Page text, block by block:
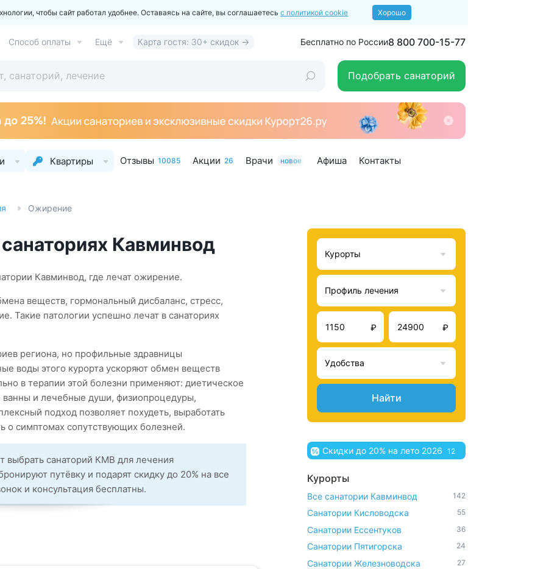
чтобы сайт работал удобнее. Оставаясь на сайте, вы соглашаетесь с политикой cookie Хорошо
Способ оплаты Ещё Карта гостя: 30+ скидок → Бесплатно по России8 800 700-15-77
Подобрать санаторий
Квартиры Отзывы 10085 Акции 26 Врачи новое Афиша Контакты
Ожирение
Кавминвод
Кавминвод, где лечат ожирение.
веществ, гормональный дисбаланс, стресс,
Такие патологии успешно лечат в санаториях
региона, но профильные здравницы
воды этого курорта ускоряют обмен веществ
в терапии этой болезни применяют: диетическое
ванны и лечебные души, физиопроцедуры,
подход позволяет похудеть, выработать
о симптомах сопутствующих болезней.
санаторий КМВ для лечения
путёвку и подарят скидку до 20% на все
и консультация бесплатны.
Курорты
Профиль лечения
₽ ₽
Удобства
Найти
Скидки до 20% на лето 2026 12
Курорты
Все санатории Кавминвод 142
Санатории Кисловодска 55
Санатории Ессентуков 36
Санатории Пятигорска 24
Санатории Железноводска 27